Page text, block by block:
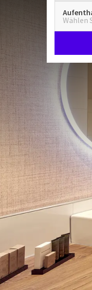
Wählen
STANDARD
40m²
Check-in ab
ausgestattet
einer
Whirlpool
Toilette
Föhn
Kaffee-
Mehr anzeigen